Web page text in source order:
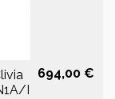
I
694,00 €